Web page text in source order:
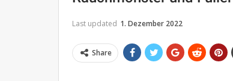
Last updated 1. Dezember 2022
Share